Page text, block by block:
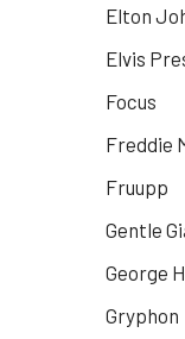
Elton
Elvis
Focus
Freddie
Fruupp
Gentle
George
Gryphon